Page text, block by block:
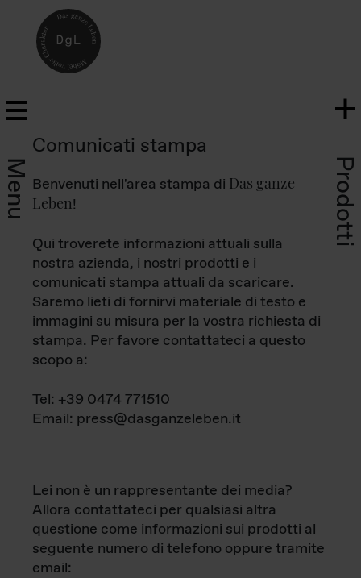
Menu Prodotti
Comunicati stampa
Benvenuti nell'area stampa di Das ganze
Leben!
Qui troverete informazioni attuali sulla
nostra azienda, i nostri prodotti e i
comunicati stampa attuali da scaricare.
Saremo lieti di fornirvi materiale di testo e
immagini su misura per la vostra richiesta di
stampa. Per favore contattateci a questo
scopo a:
Tel: +39 0474 771510
Email: press@dasganzeleben.it
Lei non è un rappresentante dei media?
Allora contattateci per qualsiasi altra
questione come informazioni sui prodotti al
seguente numero di telefono oppure tramite
email: